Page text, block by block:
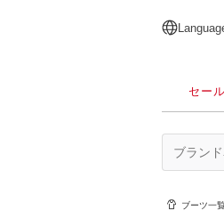
日本語
English
简体中文
繁體中文
セール
ブーツ一